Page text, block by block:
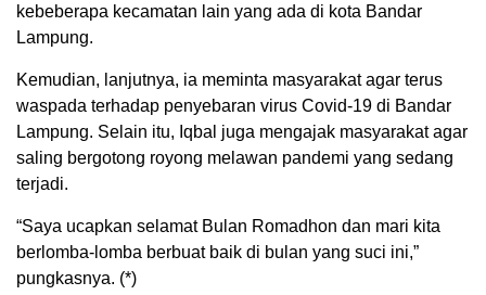
kebeberapa kecamatan lain yang ada di kota Bandar
Lampung.
Kemudian, lanjutnya, ia meminta masyarakat agar terus
waspada terhadap penyebaran virus Covid-19 di Bandar
Lampung. Selain itu, Iqbal juga mengajak masyarakat agar
saling bergotong royong melawan pandemi yang sedang
terjadi.
“Saya ucapkan selamat Bulan Romadhon dan mari kita
berlomba-lomba berbuat baik di bulan yang suci ini,”
pungkasnya. (*)